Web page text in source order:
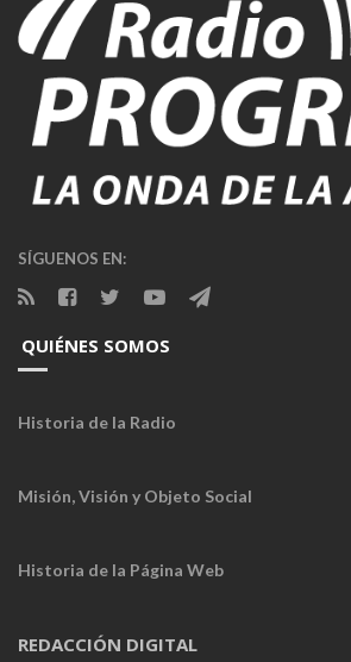
SÍGUENOS EN:
QUIÉNES SOMOS
Historia de la Radio
Misión, Visión y Objeto Social
Historia de la Página Web
REDACCIÓN DIGITAL